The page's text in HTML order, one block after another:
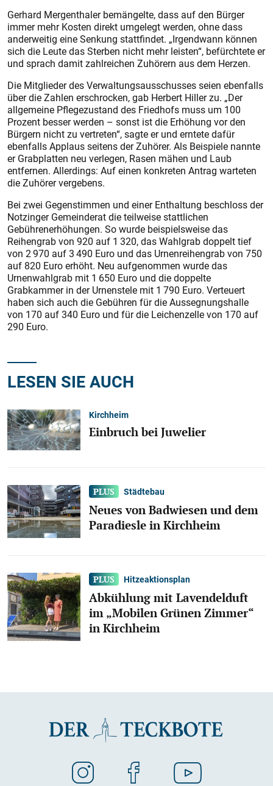
Gerhard Mergenthaler bemängelte, dass auf den Bürger
immer mehr Kosten direkt umgelegt werden, ohne dass
anderweitig eine Senkung stattfindet. „Irgendwann können
sich die Leute das Sterben nicht mehr leisten“, befürchtete er
und sprach damit zahlreichen Zuhörern aus dem Herzen.
Die Mitglieder des Verwaltungsausschusses seien ebenfalls
über die Zahlen erschrocken, gab Herbert Hiller zu. „Der
allgemeine Pflegezustand des Friedhofs muss um 100
Prozent besser werden – sonst ist die Erhöhung vor den
Bürgern nicht zu vertreten“, sagte er und erntete dafür
ebenfalls Applaus seitens der Zuhörer. Als Beispiele nannte
er Grabplatten neu verlegen, Rasen mähen und Laub
entfernen. Allerdings: Auf einen konkreten Antrag warteten
die Zuhörer vergebens.
Bei zwei Gegenstimmen und einer Enthaltung beschloss der
Notzinger Gemeinderat die teilweise stattlichen
Gebührenerhöhungen. So wurde beispielsweise das
Reihengrab von 920 auf 1 320, das Wahlgrab doppelt tief
von 2 970 auf 3 490 Euro und das Urnenreihengrab von 750
auf 820 Euro erhöht. Neu aufgenommen wurde das
Urnenwahlgrab mit 1 650 Euro und die doppelte
Grabkammer in der Urnenstele mit 1 790 Euro. Verteuert
haben sich auch die Gebühren für die Aussegnungshalle
von 170 auf 340 Euro und für die Leichenzelle von 170 auf
290 Euro.
LESEN SIE AUCH
Kirchheim
Einbruch bei Juwelier
Städtebau
Neues von Badwiesen und dem
Paradiesle in Kirchheim
Hitzeaktionsplan
Abkühlung mit Lavendelduft
im „Mobilen Grünen Zimmer“
in Kirchheim